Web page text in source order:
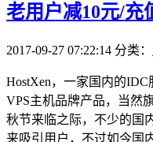
老用户减10元/充
2017-09-27 07:22:14 分类：
HostXen，一家国内的
VPS主机品牌产品，当然
秋节来临之际，不少的国
来吸引用户，不过如今国